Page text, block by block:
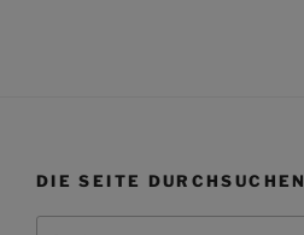
DIE SEITE DURCHSUCHEN